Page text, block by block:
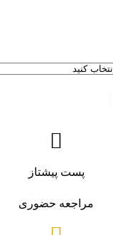
پست پیشتاز
مراجعه حضوری